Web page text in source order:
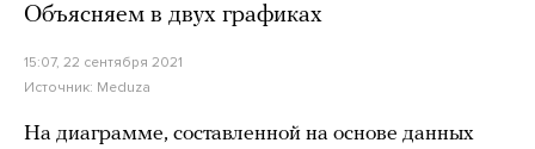
Объясняем в двух графиках
15:07, 22 сентября 2021
Источник: Meduza
На диаграмме, составленной на основе данных